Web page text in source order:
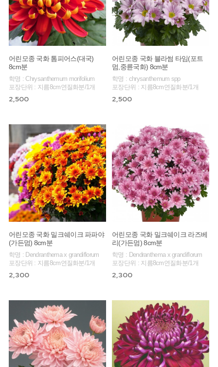
어린모종 국화 톰피어스(대국)
8cm분
학명 : Chrysanthemum morifolium
포장단위 : 지름8cm연질화분/1개
2,500
어린모종 국화 블라썸 타임(포트
멈,중륜국화) 8cm분
학명 : chrysanthemum spp
포장단위 : 지름8cm연질화분/1개
2,500
어린모종 국화 밀크쉐이크 파파야
(가든멈) 8cm분
학명 : Dendranthema x grandiflorum
포장단위 : 지름8cm연질화분/1개
2,300
어린모종 국화 밀크쉐이크 라즈베
리(가든멈) 8cm분
학명 : Dendranthema x grandiflorum
포장단위 : 지름8cm연질화분/1개
2,300